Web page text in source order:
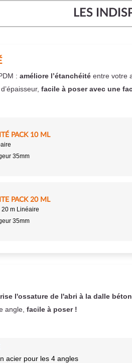
LES
: améliore l’étanchéité entre votre
d’épaisseur, facile à poser avec une
PACK 10 ML
35mm
PACK 20 ML
m Linéaire
35mm
l'ossature de l'abri à la dalle
angle, facile à poser !
acier pour les 4 angles